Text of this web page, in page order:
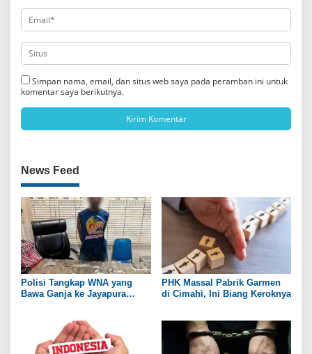
Simpan nama, email, dan situs web saya pada peramban ini untuk
komentar saya berikutnya.
News Feed
Polisi Tangkap WNA yang
Bawa Ganja ke Jayapura
PHK Massal Pabrik Garmen
di Cimahi, Ini Biang Keroknya